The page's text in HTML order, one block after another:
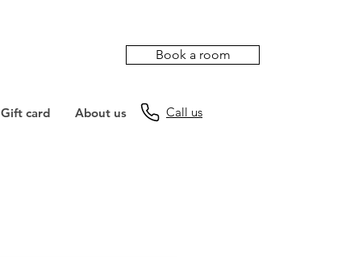
Book a room
Call us
Gift card About us